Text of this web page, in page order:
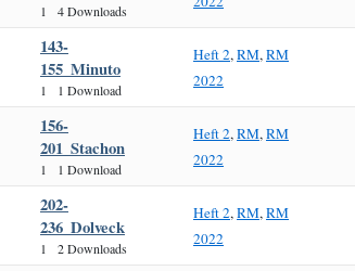
1 4 Downloads
143-
155_Minuto
1 1 Download
Heft 2,RM,RM
2022
156-
201_Stachon
1 1 Download
Heft 2,RM,RM
2022
202-
236_Dolveck
1 2 Downloads
Heft 2,RM,RM
2022